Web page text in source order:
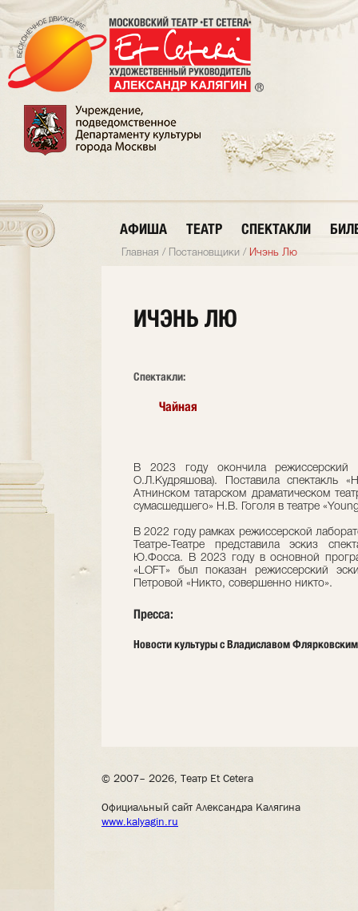
АФИША ТЕАТР СПЕКТАКЛИ
Главная / Постановщики / Ичэнь Лю
ИЧЭНЬ ЛЮ
Cпектакли:
Чайная
В 2023 году окончила режиссерский
О.Л.Кудряшова). Поставила спектакль
Атнинском татарском драматическом
сумасшедшего» Н.В. Гоголя в театре
В 2022 году рамках режиссерской
Театре-Театре представила эскиз
Ю.Фосса. В 2023 году в основной
«LOFT» был показан режиссерский
Петровой «Никто, совершенно никто».
Пресса:
Новости культуры с Владиславом
© 2007– 2026, Театр Et Cetera
Официальный сайт Александра Калягина
www.kalyagin.ru